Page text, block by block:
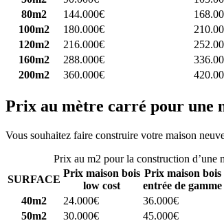
80m2
144.000€
100m2
180.000€
120m2
216.000€
160m2
288.000€
200m2
360.000€
Prix au mètre carré pour une
Vous souhaitez faire construire votre maison
Prix au m2 pour la construction d’une
SURFACE
Prix maison bois
low cost
Prix maison bois
entrée de gamme
40m2
24.000€ 36.000€
50m2
30.000€ 45.000€